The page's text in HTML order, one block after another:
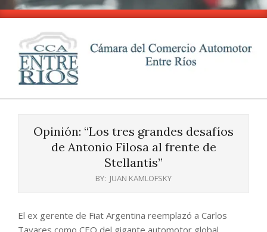
Skip
content
CCA
Entre
Opinión: “Los tres grandes desafíos
de Antonio Filosa al frente de
Stellantis”
BY: JUAN KAMLOFSKY
El ex gerente de Fiat Argentina reemplazó a Carlos
Tavares como CEO del gigante automotor global.